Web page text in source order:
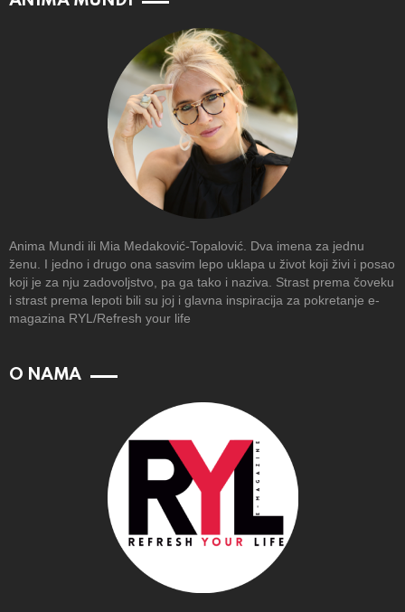
Anima Mundi ili Mia Medaković-Topalović. Dva imena za jednu
ženu. I jedno i drugo ona sasvim lepo uklapa u život koji živi i posao
koji je za nju zadovoljstvo, pa ga tako i naziva. Strast prema čoveku
i strast prema lepoti bili su joj i glavna inspiracija za pokretanje e-
magazina RYL/Refresh your life
O NAMA